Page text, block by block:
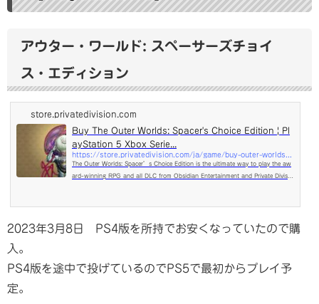
アウター・ワールド: スペーサーズチョイ
ス・エディション
store.privatedivision.com
Buy The Outer Worlds: Spacer's Choice Edition | Pl
ayStation 5 Xbox Serie...
The Outer Worlds: Spacer’s Choice Edition is the ultimate way to play the aw
ard-winning RPG and all DLC from Obsidian Entertainment and Private Divisio
2023年3月8日 PS4版を所持でお安くなっていたので購
入。
PS4版を途中で投げているのでPS5で最初からプレイ予
定。